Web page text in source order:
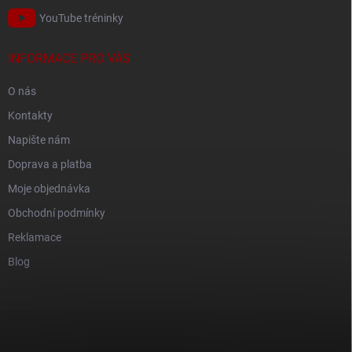
YouTube tréninky
INFORMACE PRO VÁS
O nás
Kontakty
Napište nám
Doprava a platba
Moje objednávka
Obchodní podmínky
Reklamace
Blog